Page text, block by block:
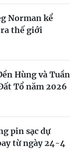
Norman kể
thế giới
Hùng và Tuần
Tổ năm 2026
pin sạc dự
từ ngày 24-4